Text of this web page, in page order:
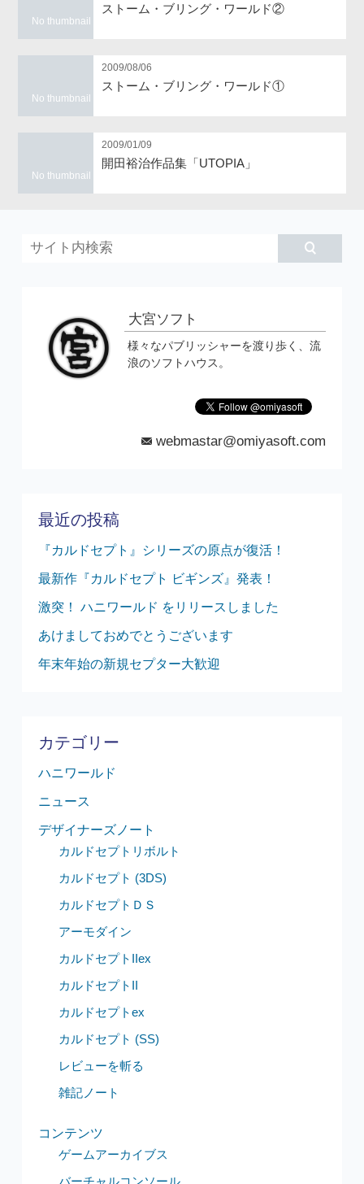
No thumbnail
ストーム・ブリング・ワールド②
No thumbnail
2009/08/06
ストーム・ブリング・ワールド①
No thumbnail
2009/01/09
開田裕治作品集「UTOPIA」
大宮ソフト
様々なパブリッシャーを渡り歩く、流
浪のソフトハウス。
mail webmastar@omiyasoft.com
最近の投稿
『カルドセプト』シリーズの原点が復活！
最新作『カルドセプト ビギンズ』発表！
激突！ ハニワールド をリリースしました
あけましておめでとうございます
年末年始の新規セプター大歓迎
カテゴリー
ハニワールド
ニュース
デザイナーズノート
カルドセプトリボルト
カルドセプト (3DS)
カルドセプトＤＳ
アーモダイン
カルドセプトIIex
カルドセプトII
カルドセプトex
カルドセプト (SS)
レビューを斬る
雑記ノート
コンテンツ
ゲームアーカイブス